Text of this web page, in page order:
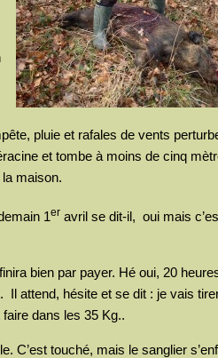
pluie et rafales de vents
et tombe à moins de cinq
maison.
1er avril se dit-il, oui mais
bien par payer. Hé oui, 20
Il attend, hésite et se dit : je vais
dans les 35 Kg..
C’est touché, mais le sanglier